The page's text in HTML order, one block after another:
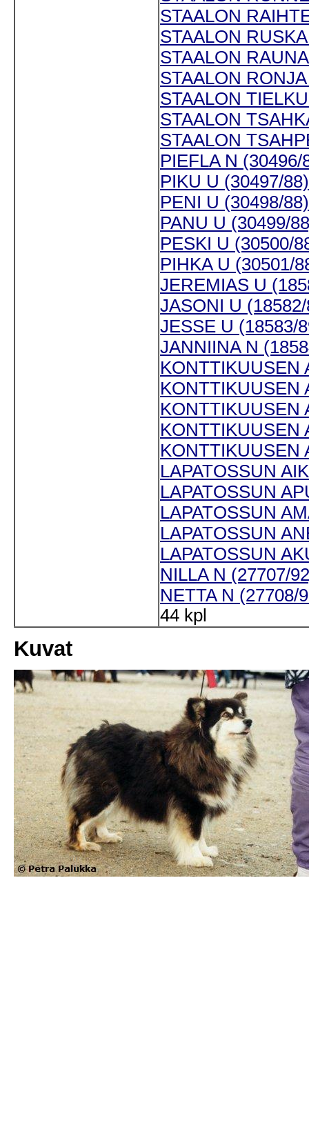
STAALON
STAALON
STAALON
STAALON
STAALON
STAALON
STAALON
PIEFLA N (30496/
PIKU U (30497/88)
PENI U (30498/88)
PANU U (30499/
PESKI U (30500/
PIHKA U (30501/
JEREMIAS U
JASONI U
JESSE U (18583/
JANNIINA N
KONTTIKUUSEN
KONTTIKUUSEN
KONTTIKUUSEN
KONTTIKUUSEN
KONTTIKUUSEN
LAPATOSSUN
LAPATOSSUN
LAPATOSSUN
LAPATOSSUN
LAPATOSSUN
NILLA N (27707/
NETTA N (27708/
44 kpl
Kuvat